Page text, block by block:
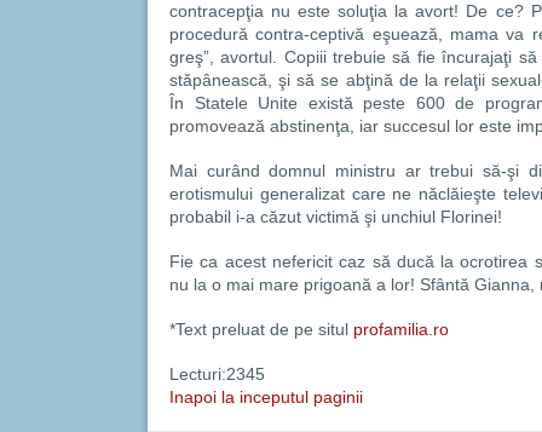
contracepţia nu este soluţia la avort! De ce?
procedură contra-ceptivă eşuează, mama va
greş”, avortul. Copiii trebuie să fie încurajaţi
stăpânească, şi să se abţină de la relaţii
În Statele Unite există peste 600 de
promovează abstinenţa, iar succesul lor este
Mai curând domnul ministru ar trebui să-şi
erotismului generalizat care ne năclăieşte
probabil i-a căzut victimă şi unchiul Florinei!
Fie ca acest nefericit caz să ducă la ocrotirea
nu la o mai mare prigoană a lor! Sfântă
*Text preluat de pe situl profamilia.ro
Lecturi:2345
Inapoi la inceputul paginii